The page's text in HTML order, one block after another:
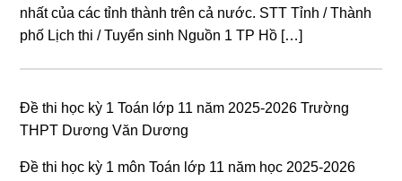
nhất của các tỉnh thành trên cả nước. STT Tỉnh / Thành
phố Lịch thi / Tuyển sinh Nguồn 1 TP Hồ […]
Đề thi học kỳ 1 Toán lớp 11 năm 2025-2026 Trường
THPT Dương Văn Dương
Đề thi học kỳ 1 môn Toán lớp 11 năm học 2025-2026